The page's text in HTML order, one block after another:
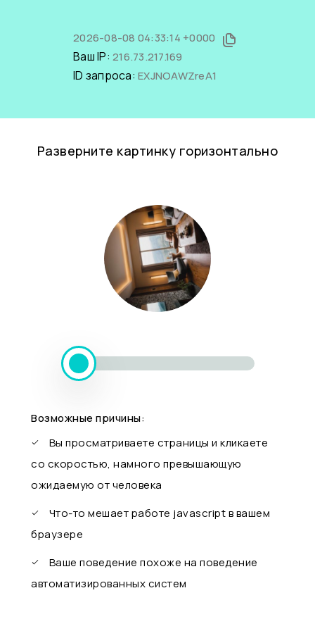
2026-08-08 04:33:14 +0000
Ваш IP: 216.73.217.169
ID запроса: EXJNOAWZreA1
Разверните картинку горизонтально
Возможные причины:
Вы просматриваете страницы и кликаете
со скоростью, намного превышающую
ожидаемую от человека
Что-то мешает работе javascript в вашем
браузере
Ваше поведение похоже на поведение
автоматизированных систем